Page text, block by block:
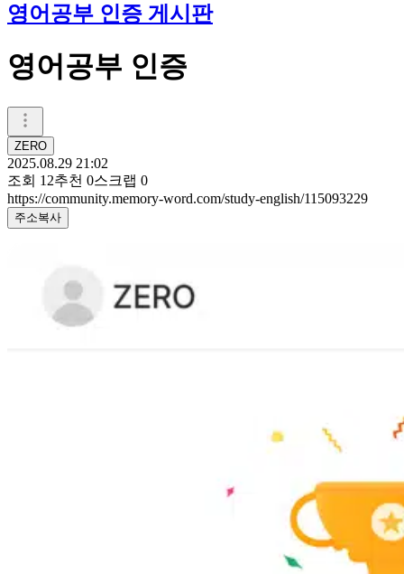
영어공부 인증 게시판
영어공부 인증
ZERO
2025.08.29 21:02
조회 12추천 0스크랩 0
https://community.memory-word.com/study-english/115093229
주소복사